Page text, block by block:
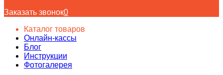
Заказать звонок0
Каталог товаров
Онлайн-кассы
Блог
Инструкции
Фотогалерея